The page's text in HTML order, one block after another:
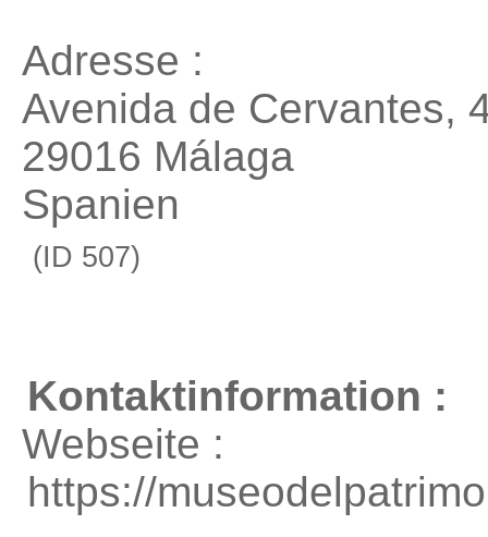
Adresse :
Avenida de Cervantes,
29016 Málaga
Spanien
(ID 507)
Kontaktinformation :
Webseite :
https://